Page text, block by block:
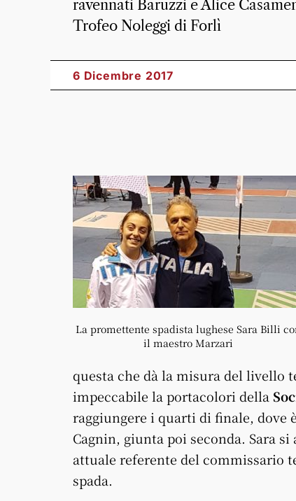
ravennati Baruzzi e Alice
Trofeo Noleggi di Forlì
6 Dicembre 2017
La promettente spadista lughese Sara Billi
il maestro Marzari
questa che dà la misura del livello
impeccabile la portacolori della
raggiungere i quarti di finale, dove è
Cagnin, giunta poi seconda. Sara
attuale referente del commissario
spada.